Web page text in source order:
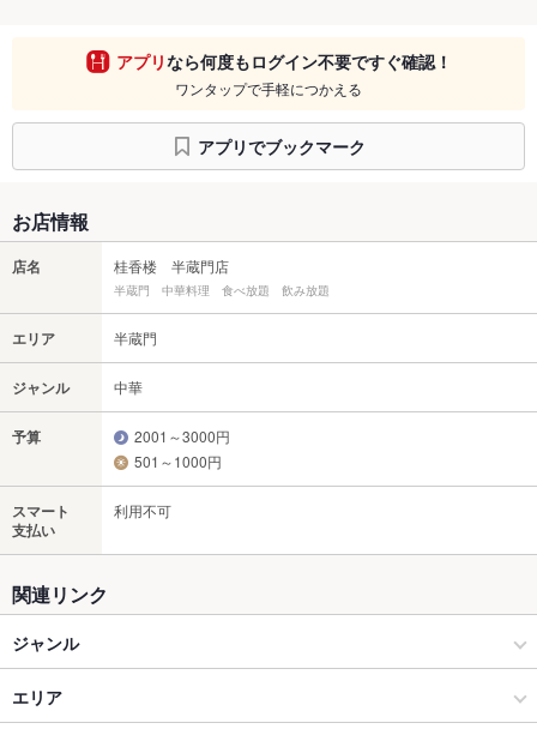
アプリなら何度もログイン不要ですぐ確認！
ワンタップで手軽につかえる
アプリでブックマーク
お店情報
店名 桂香楼 半蔵門店
半蔵門 中華料理 食べ放題 飲み放題
エリア 半蔵門
ジャンル 中華
予算
2001～3000円
501～1000円
スマート
支払い
利用不可
関連リンク
ジャンル
中華
エリア